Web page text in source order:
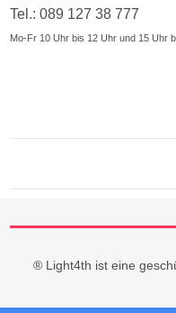
Tel.: 089 127 38 777
Mo-Fr 10 Uhr bis 12 Uhr und 15 Uhr
® Light4th ist eine